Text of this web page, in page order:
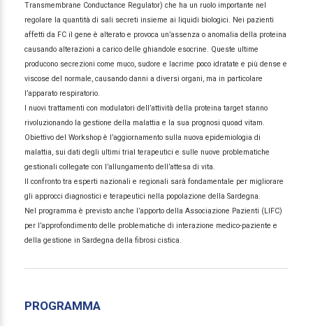
Transmembrane Conductance Regulator) che ha un ruolo importante nel
regolare la quantità di sali secreti insieme ai liquidi biologici. Nei pazienti
affetti da FC il gene è alterato e provoca un’assenza o anomalia della proteina
causando alterazioni a carico delle ghiandole esocrine. Queste ultime
producono secrezioni come muco, sudore e lacrime poco idratate e più dense e
viscose del normale, causando danni a diversi organi, ma in particolare
l’apparato respiratorio.
I nuovi trattamenti con modulatori dell’attività della proteina target stanno
rivoluzionando la gestione della malattia e la sua prognosi quoad vitam.
Obiettivo del Workshop è l’aggiornamento sulla nuova epidemiologia di
malattia, sui dati degli ultimi trial terapeutici e sulle nuove problematiche
gestionali collegate con l’allungamento dell’attesa di vita.
Il confronto tra esperti nazionali e regionali sarà fondamentale per migliorare
gli approcci diagnostici e terapeutici nella popolazione della Sardegna.
Nel programma è previsto anche l’apporto della Associazione Pazienti (LIFC)
per l’approfondimento delle problematiche di interazione medico-paziente e
della gestione in Sardegna della fibrosi cistica.
PROGRAMMA